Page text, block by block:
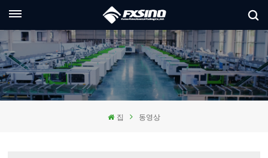
집 동영상